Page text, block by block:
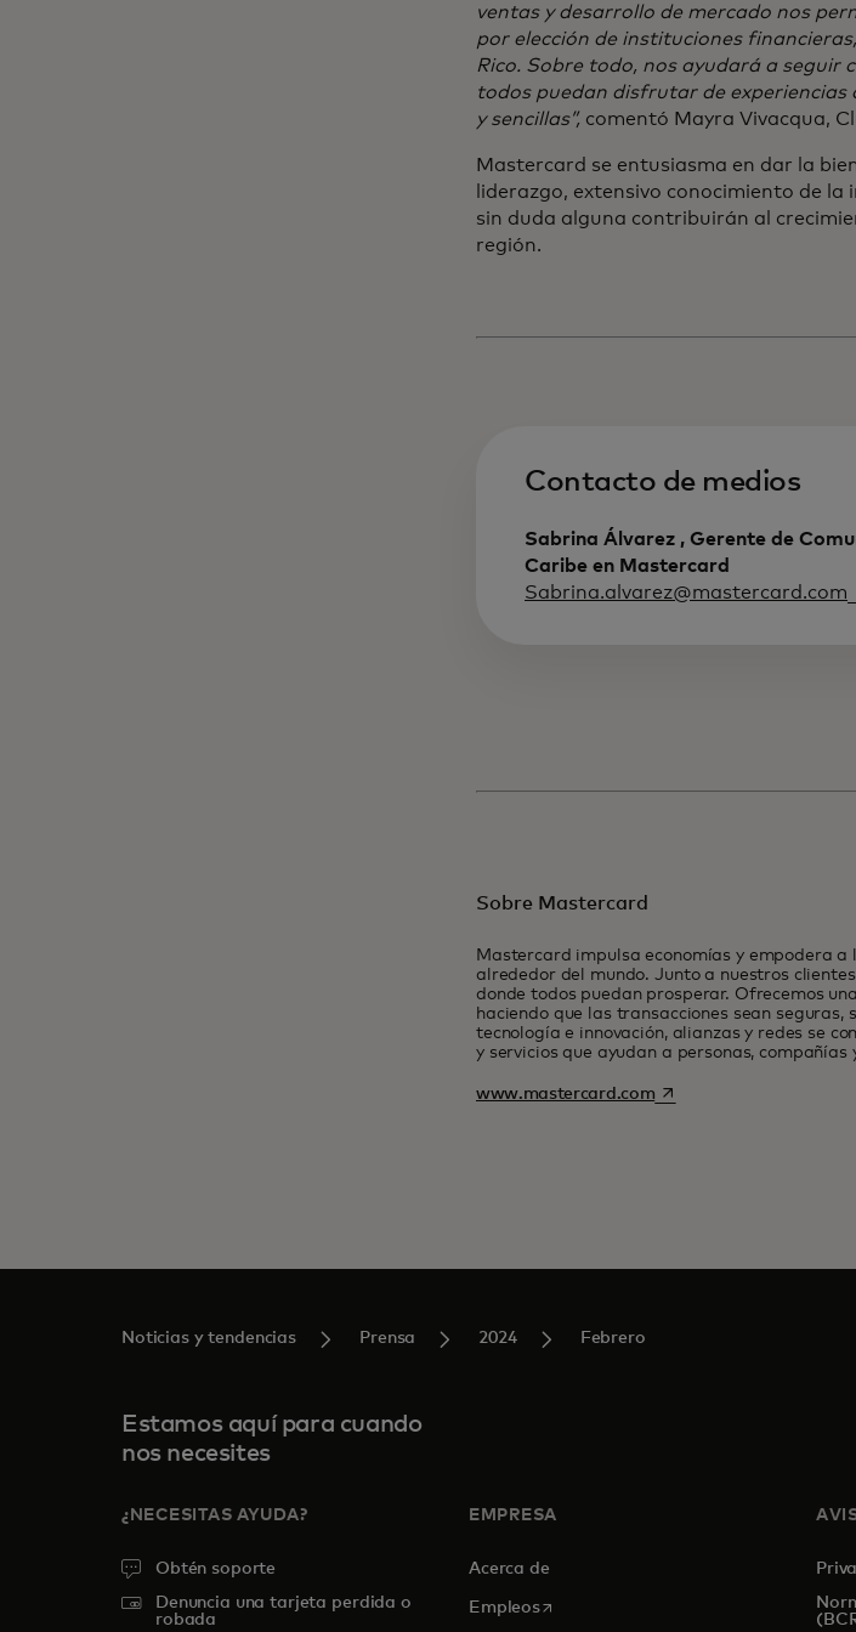
ventas y desarrollo de mercado nos
por elección de instituciones
Rico. Sobre todo, nos ayudará a seguir
todos puedan disfrutar de experiencias
y sencillas”, comentó Mayra Vivacqua,
Mastercard se entusiasma en dar la
liderazgo, extensivo conocimiento de
sin duda alguna contribuirán al
región.
Contacto de medios
Sabrina Álvarez , Gerente de
Caribe en Mastercard
Sabrina.alvarez@mastercard.com
Sobre Mastercard
Mastercard impulsa economías y empodera
alrededor del mundo. Junto a nuestros
donde todos puedan prosperar. Ofrecemos
haciendo que las transacciones sean
tecnología e innovación, alianzas y redes se
y servicios que ayudan a personas,
www.mastercard.comse abre en una pestaña
Noticias y tendencias Prensa 2024 Febrero
Estamos aquí para cuando
nos necesites
¿NECESITAS AYUDA?
Obtén soporte
Denuncia una tarjeta perdida o
robada
EMPRESA
Acerca de
Empleosse abre en una pestaña nueva